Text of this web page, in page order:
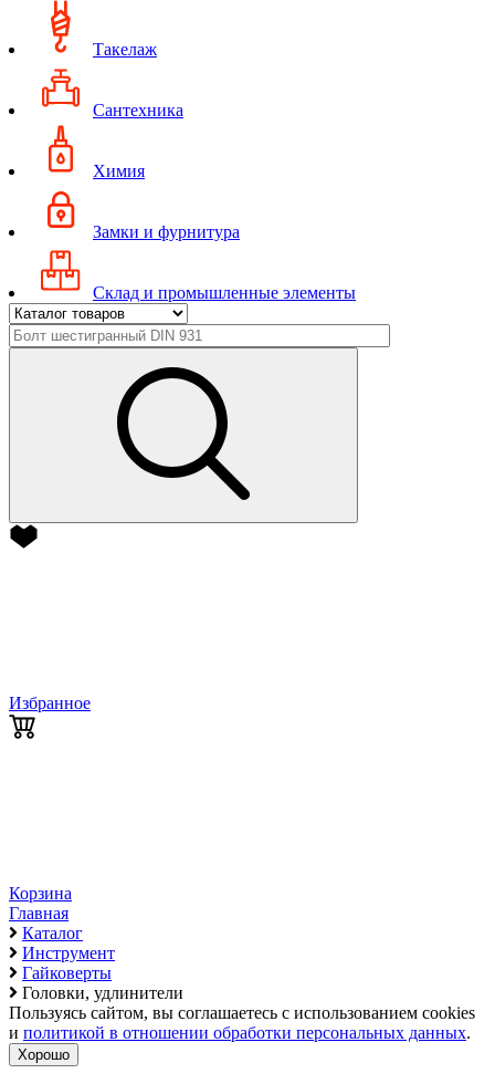
Такелаж
Сантехника
Химия
Замки и фурнитура
Склад и промышленные элементы
Избранное
Корзина
Главная
Каталог
Инструмент
Гайковерты
Головки, удлинители
Пользуясь сайтом, вы соглашаетесь с использованием cookies
и политикой в отношении обработки персональных данных.
Хорошо